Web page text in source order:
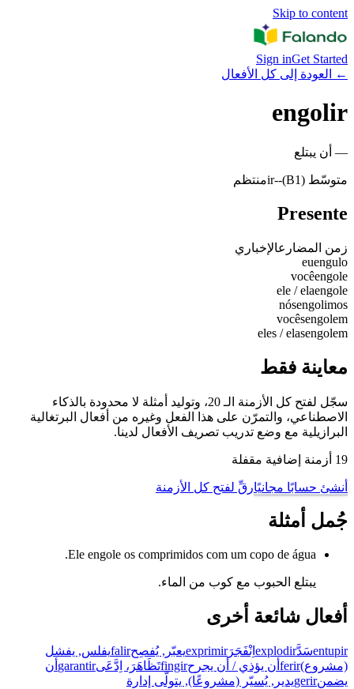
Skip to content
Sign inGet Started
←
العودة إلى كل الأفعال
engolir
— أن يبتلع
متوسّط (B1) -
-ir منتظم
Presente
زمن المضارعالإخباري
euengulo
vocêengole
ele / elaengole
nósengolimos
vocêsengolem
eles / elasengolem
معاينة فقط
سجّل لفتح كل الأزمنة الـ 20، وتوليد أمثلة لا محدودة بالذكاء
الاصطناعي، والتمرّن على هذا الفعل وغيره من أفعال البرتغالية
البرازيلية مع وضع تدريب تصريف الأفعال لدينا.
19 أزمنة إضافية مقفلة
أنشئ حسابًا مجانيًارقِّ لفتح كل الأزمنة
جُمل أمثلة
Ele engole os comprimidos com um copo de água.
يبتلع الحبوب مع كوب من الماء.
أفعال شائعة أخرى
entupirسَدَّexplodir اِنْفَجَرَexprimirيعبّر, يُفصِحfalirيفلس, يفشل
(مشروع)ferir أن يؤذي / أن يجرحfingirتَظَاهَرَ، اِدَّعَىgarantir أن
يضمنgerirيدير, يُسيّر (مشروعًا), يتولّى إدارة